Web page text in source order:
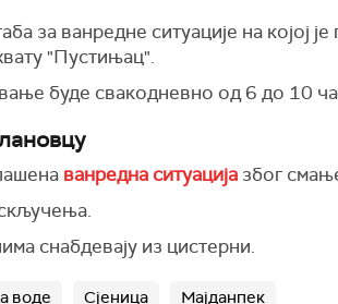
за ванредне ситуације на којој
"Пустињац".
буде свакодневно од 6 до 10
ванредна ситуација због
снабдевају из цистерни.
воде Сјеница Мајданпек